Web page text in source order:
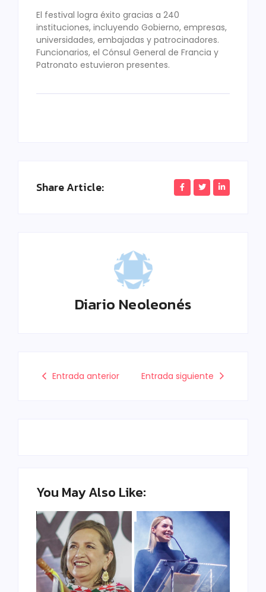
El festival logra éxito gracias a 240
instituciones, incluyendo Gobierno, empresas,
universidades, embajadas y patrocinadores.
Funcionarios, el Cónsul General de Francia y
Patronato estuvieron presentes.
Share Article:
Diario Neoleonés
Entrada anterior Entrada siguiente
You May Also Like: